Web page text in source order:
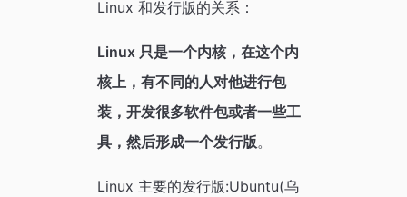
Linux 和发行版的关系：
Linux 只是一个内核，在这个内
核上，有不同的人对他进行包
装，开发很多软件包或者一些工
具，然后形成一个发行版。
Linux 主要的发行版:Ubuntu(乌